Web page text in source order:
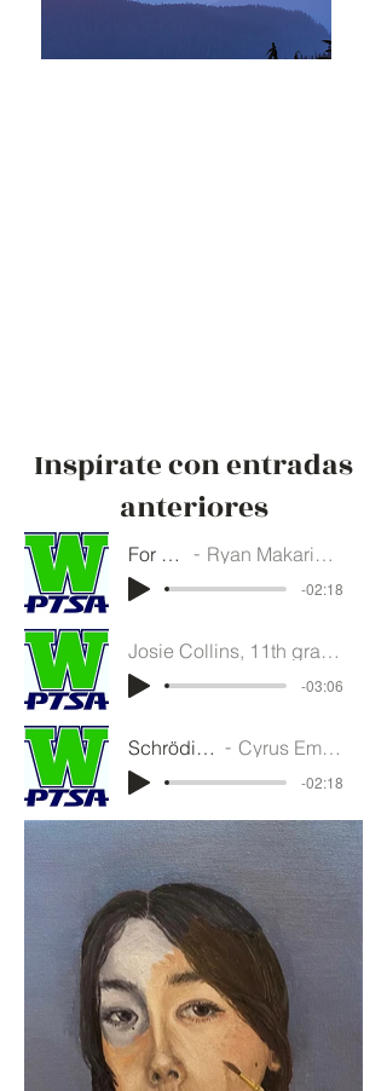
Inspírate con entradas
anteriores
For Sorrow Ryan Makarian, 11th grade
-02:18
Josie Collins, 11th grade, Music Composition.
-03:06
Schrödinger's Cat Cyrus Emam, 9th grade
-02:18